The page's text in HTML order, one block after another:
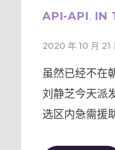
API-API, IN
2020 年 10 月 21
虽然已经不在
刘静芝今天派
选区内急需援